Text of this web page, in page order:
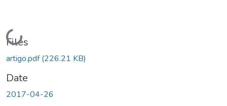
Loading...
Files
artigo.pdf(226.21 KB)
Date
2017-04-26